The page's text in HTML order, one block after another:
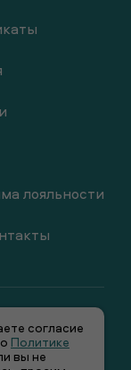
лояльности
согласие
Политике
вы не